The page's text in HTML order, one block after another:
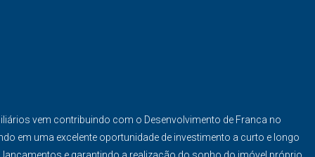
vem contribuindo com o Desenvolvimento de Franca no
em uma excelente oportunidade de investimento a curto e longo